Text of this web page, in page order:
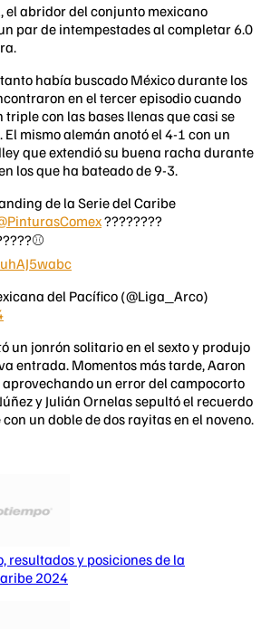
el abridor del conjunto mexicano
par de intempestades al completar 6.0
había buscado México durante los
en el tercer episodio cuando
con las bases llenas que casi se
mismo alemán anotó el 4-1 con un
que extendió su buena racha durante
los que ha bateado de 9-3.
de la Serie del Caribe
????????
del Pacífico (@Liga_Arco)
un jonrón solitario en el sexto y produjo
entrada. Momentos más tarde, Aaron
un error del campocorto
y Julián Ornelas sepultó el recuerdo
un doble de dos rayitas en el noveno.
resultados y posiciones de la
2024